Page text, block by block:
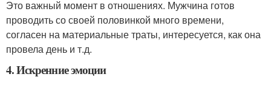
Это важный момент в отношениях. Мужчина готов
проводить со своей половинкой много времени,
согласен на материальные траты, интересуется, как она
провела день и т.д.
4. Искренние эмоции